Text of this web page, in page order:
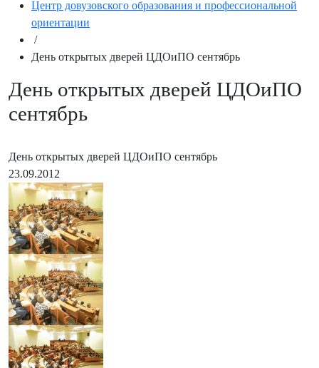
Центр довузовского образования и профессиональной
ориентации
/
День открытых дверей ЦДОиПО сентябрь
День открытых дверей ЦДОиПО
сентябрь
День открытых дверей ЦДОиПО сентябрь
23.09.2012